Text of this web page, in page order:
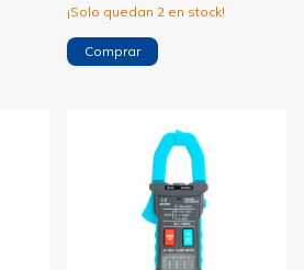
¡Solo quedan 2 en stock!